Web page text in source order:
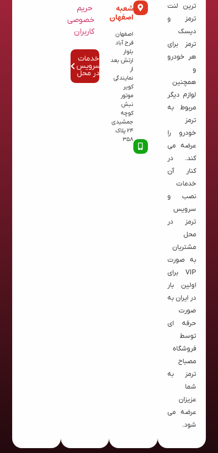
ترین لنت
ترمز و
دیسک
ترمز برای
هر خودرو
و
همچنین
لوازم دیگر
مربوط به
ترمز
خودرو را
عرضه می
کند. در
کنار آن
خدمات
نصب و
سرویس
ترمز در
محل
مشتریان
به صورت
VIP برای
اولین بار
در ایران به
صورت
حرفه ای
توسط
فروشگاه
مصباح
ترمز به
شما
عزیزان
عرضه می
شود.
شعبه
اصفهان
اصفهان
فرح آباد
بلوار
ارتش بعد
از
نمایندگی
کویر
موتور
نبش
کوچه
جمشیدی
24 پلاک
358
حریم
خصوصی
کاربران
خدمات
سرویس
در محل